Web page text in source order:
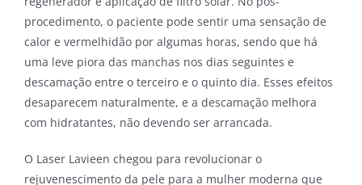
procedimento, o paciente pode sentir uma sensação de
calor e vermelhidão por algumas horas, sendo que há
uma leve piora das manchas nos dias seguintes e
descamação entre o terceiro e o quinto dia. Esses efeitos
desaparecem naturalmente, e a descamação melhora
com hidratantes, não devendo ser arrancada.
O Laser Lavieen chegou para revolucionar o
rejuvenescimento da pele para a mulher moderna que